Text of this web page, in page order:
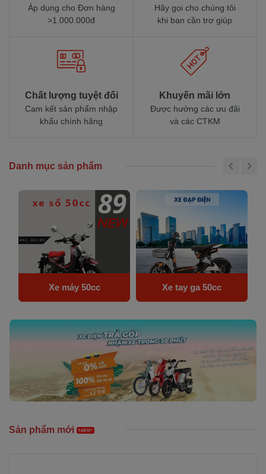
Áp dụng cho Đơn hàng
>1.000.000đ
Hãy gọi cho chúng tôi
khi bạn cần trợ giúp
Chất lượng tuyệt đối
Cam kết sản phẩm nhập
khẩu chính hãng
Khuyến mãi lớn
Được hưởng các ưu đãi
và các CTKM
Danh mục sản phẩm
Xe máy 50cc Xe tay ga 50cc
Sản phẩm mới